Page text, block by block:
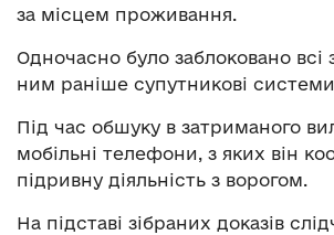
за місцем проживання.
Одночасно було заблоковано всі
ним раніше супутникові системи
Під час обшуку в затриманого
мобільні телефони, з яких він
підривну діяльність з ворогом.
На підставі зібраних доказів